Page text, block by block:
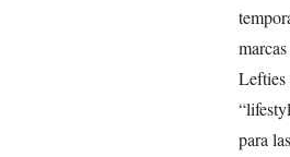
Lefties
para